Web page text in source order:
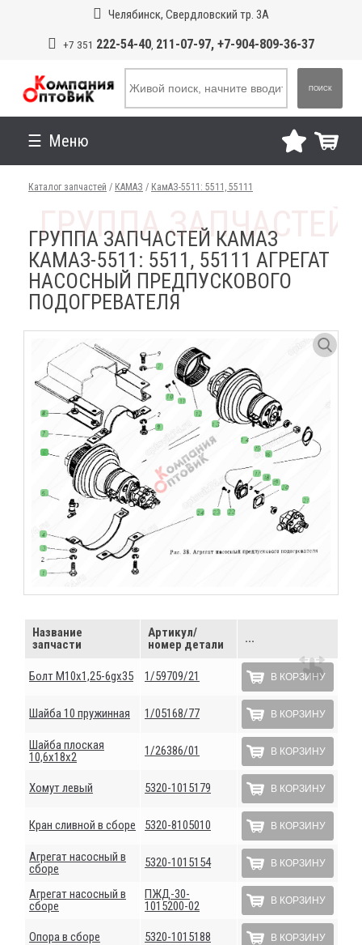
Челябинск, Свердловский тр. 3А
+7 351 222-54-40, 211-07-97, +7-904-809-36-37
ПОИСК
Меню
Каталог запчастей / КАМАЗ / КамАЗ-5511: 5511, 55111
ГРУППА ЗАПЧАСТЕЙ КАМАЗ
КАМАЗ-5511: 5511, 55111 АГРЕГАТ
НАСОСНЫЙ ПРЕДПУСКОВОГО
ПОДОГРЕВАТЕЛЯ
Название
запчасти
Артикул/
номер детали
...
Болт М10х1,25-6gх35 1/59709/21 В КОРЗИНУ
Шайба 10 пружинная 1/05168/77 В КОРЗИНУ
Шайба плоская
10,6х18х2
1/26386/01 В КОРЗИНУ
Хомут левый 5320-1015179 В КОРЗИНУ
Кран сливной в сборе 5320-8105010 В КОРЗИНУ
Агрегат насосный в
сборе
5320-1015154 В КОРЗИНУ
Агрегат насосный в
сборе
ПЖД-30-
1015200-02
В КОРЗИНУ
Опора в сборе 5320-1015188 В КОРЗИНУ